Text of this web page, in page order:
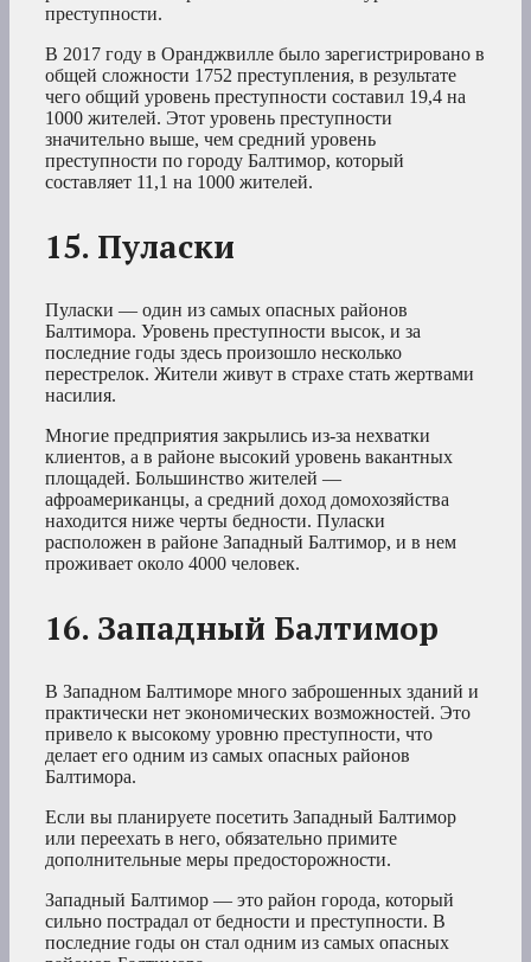
преступности.
В 2017 году в Оранджвилле было зарегистрировано в
общей сложности 1752 преступления, в результате
чего общий уровень преступности составил 19,4 на
1000 жителей. Этот уровень преступности
значительно выше, чем средний уровень
преступности по городу Балтимор, который
составляет 11,1 на 1000 жителей.
15. Пуласки
Пуласки — один из самых опасных районов
Балтимора. Уровень преступности высок, и за
последние годы здесь произошло несколько
перестрелок. Жители живут в страхе стать жертвами
насилия.
Многие предприятия закрылись из-за нехватки
клиентов, а в районе высокий уровень вакантных
площадей. Большинство жителей —
афроамериканцы, а средний доход домохозяйства
находится ниже черты бедности. Пуласки
расположен в районе Западный Балтимор, и в нем
проживает около 4000 человек.
16. Западный Балтимор
В Западном Балтиморе много заброшенных зданий и
практически нет экономических возможностей. Это
привело к высокому уровню преступности, что
делает его одним из самых опасных районов
Балтимора.
Если вы планируете посетить Западный Балтимор
или переехать в него, обязательно примите
дополнительные меры предосторожности.
Западный Балтимор — это район города, который
сильно пострадал от бедности и преступности. В
последние годы он стал одним из самых опасных